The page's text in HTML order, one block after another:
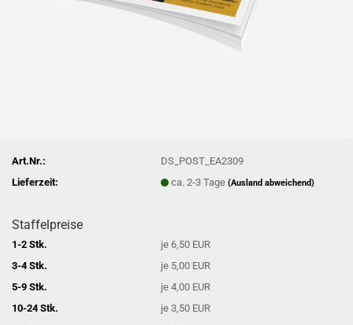
Art.Nr.:
DS_POST_EA2309
Lieferzeit:
ca. 2-3 Tage(Ausland abweichend)
Staffelpreise
1-2 Stk.
je 6,50 EUR
3-4 Stk.
je 5,00 EUR
5-9 Stk.
je 4,00 EUR
10-24 Stk.
je 3,50 EUR